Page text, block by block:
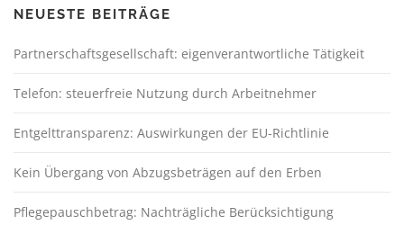
NEUESTE BEITRÄGE
Partnerschaftsgesellschaft: eigenverantwortliche Tätigkeit
Telefon: steuerfreie Nutzung durch Arbeitnehmer
Entgelttransparenz: Auswirkungen der EU-Richtlinie
Kein Übergang von Abzugsbeträgen auf den Erben
Pflegepauschbetrag: Nachträgliche Berücksichtigung